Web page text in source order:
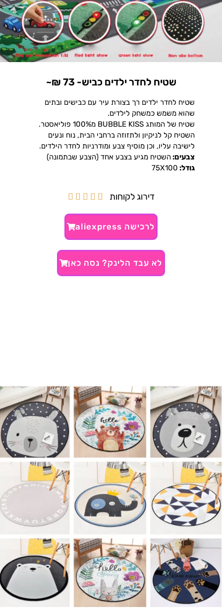
שטיח לחדר ילדים כביש- 73 ₪~
שטיח לחדר ילדים רך בצורת עיר עם כבישים ובתים
שהוא משמש כמשחק לילדים.
שטיח של המותג BUBBLE KISS מ100% פוליאסטר.
השטיח קל לניקיון ולתזוזה ברחבי הבית, נוח ונעים
לישיבה עליו, וכן מוסיף צבע ומודרניות לחדר הילדים.
צבעים:השטיח מגיע בצבע אחד (הצבע שבתמונה)
גודל: 75X100
דירוג לקוחות 




לרכישה aliexpress
לא עבד הלינק? נסה כאן